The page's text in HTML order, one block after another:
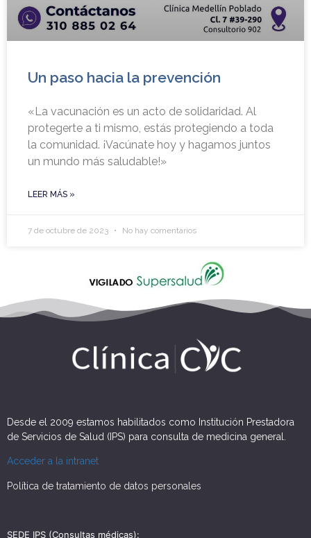
Un paso hacia la prevención
«La vacunación es un acto de solidaridad. Al
protegerte a ti mismo, estás protegiendo a toda
la comunidad. ¡Vacúnate hoy y hagamos juntos
un mundo más saludable!»
LEER MÁS »
7 de octubre de 2023 No hay comentarios
Desde el 2009 estamos habilitados como Institución Prestadora
de Servicios de Salud (IPS) para consulta de medicina general.
Acceder a la intranet
Política de tratamiento de datos personales
SEDE IPS (Consultas médicas):